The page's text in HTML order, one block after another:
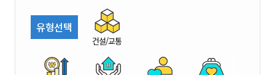
시
유형선택
건설/교통